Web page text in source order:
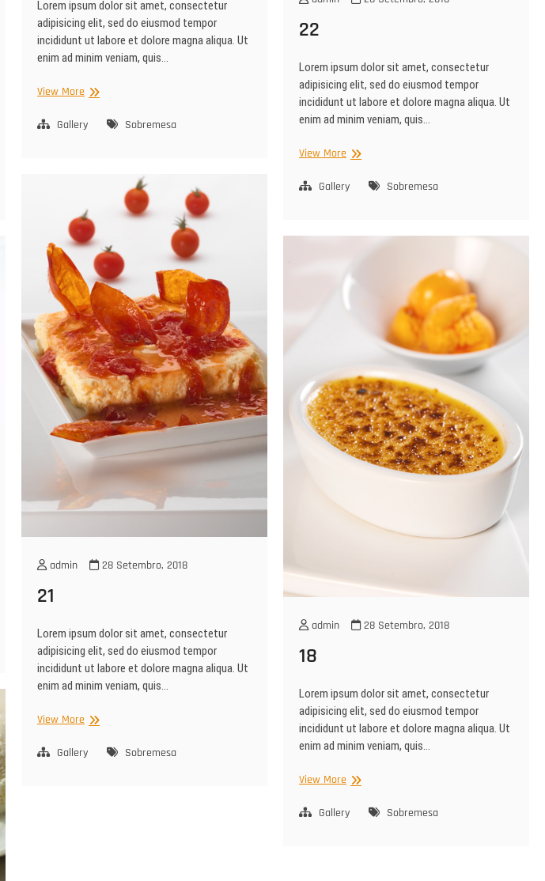
Lorem ipsum dolor sit amet, consectetur
adipisicing elit, sed do eiusmod tempor
incididunt ut labore et dolore magna aliqua. Ut
enim ad minim veniam, quis…
View More23
Gallery Sobremesa
22
Lorem ipsum dolor sit amet, consectetur
adipisicing elit, sed do eiusmod tempor
incididunt ut labore et dolore magna aliqua. Ut
enim ad minim veniam, quis…
View More22
Gallery Sobremesa
admin 28 Setembro, 2018
21
Lorem ipsum dolor sit amet, consectetur
adipisicing elit, sed do eiusmod tempor
incididunt ut labore et dolore magna aliqua. Ut
enim ad minim veniam, quis…
View More21
Gallery Sobremesa
admin 28 Setembro, 2018
18
Lorem ipsum dolor sit amet, consectetur
adipisicing elit, sed do eiusmod tempor
incididunt ut labore et dolore magna aliqua. Ut
enim ad minim veniam, quis…
View More18
Gallery Sobremesa